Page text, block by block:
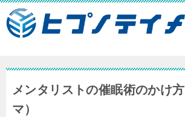
メンタリストの催眠術のかけ
マ）